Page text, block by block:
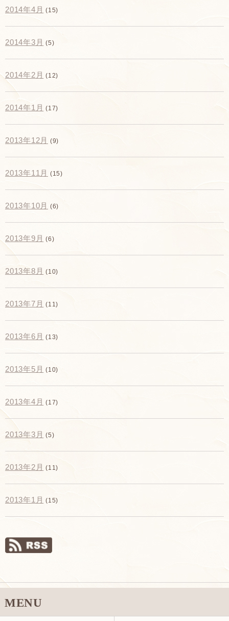
2014年4月 (15)
2014年3月 (5)
2014年2月 (12)
2014年1月 (17)
2013年12月 (9)
2013年11月 (15)
2013年10月 (6)
2013年9月 (6)
2013年8月 (10)
2013年7月 (11)
2013年6月 (13)
2013年5月 (10)
2013年4月 (17)
2013年3月 (5)
2013年2月 (11)
2013年1月 (15)
MENU